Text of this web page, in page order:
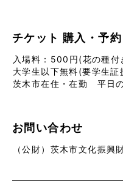
チケット 購入・予約
入場料：500円(花の種付
大学生以下無料(要学生証
茨木市在住・在勤 平日
お問い合わせ
（公財）茨木市文化振